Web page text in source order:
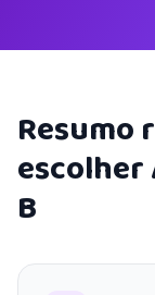
Resumo
escolher
B